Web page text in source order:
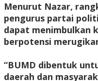
‎Menurut Nazar,
pengurus partai
dapat menimbulkan
berpotensi
‎“BUMD dibentuk
daerah dan